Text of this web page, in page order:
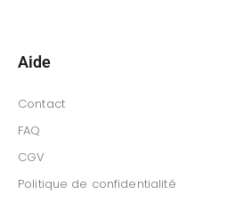
Aide
Contact
FAQ
CGV
Politique de confidentialité